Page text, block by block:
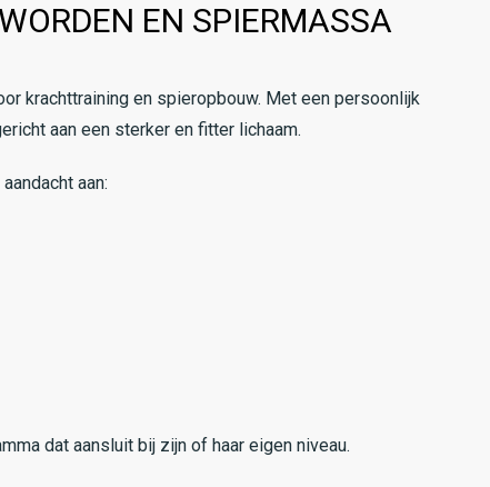
EN SPIERMASSA
krachttraining en spieropbouw. Met een persoonlijk
aan een sterker en fitter lichaam.
aan:
dat aansluit bij zijn of haar eigen niveau.